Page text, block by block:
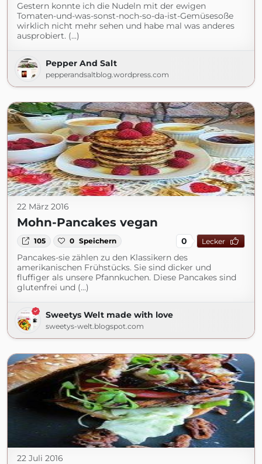
Gestern konnte ich die Nudeln mit der ewigen
Tomaten-und-was-sonst-noch-so-da-ist-Gemüsesoße
wirklich nicht mehr sehen und habe mal was anderes
ausprobiert. (...)
Pepper And Salt
pepperandsaltblog.wordpress.com
22 März 2016
Mohn-Pancakes vegan
105 0 Speichern 0 Lecker
Pancakes-sie zählen zu den Klassikern des
amerikanischen Frühstücks. Sie sind dicker und
fluffiger als unsere Pfannkuchen. Diese Pancakes sind
glutenfrei und (...)
Sweetys Welt made with love
sweetys-welt.blogspot.com
22 Juli 2016